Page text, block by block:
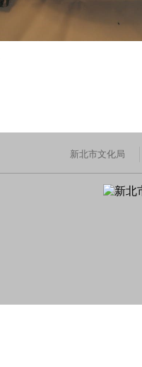
新北市文化局